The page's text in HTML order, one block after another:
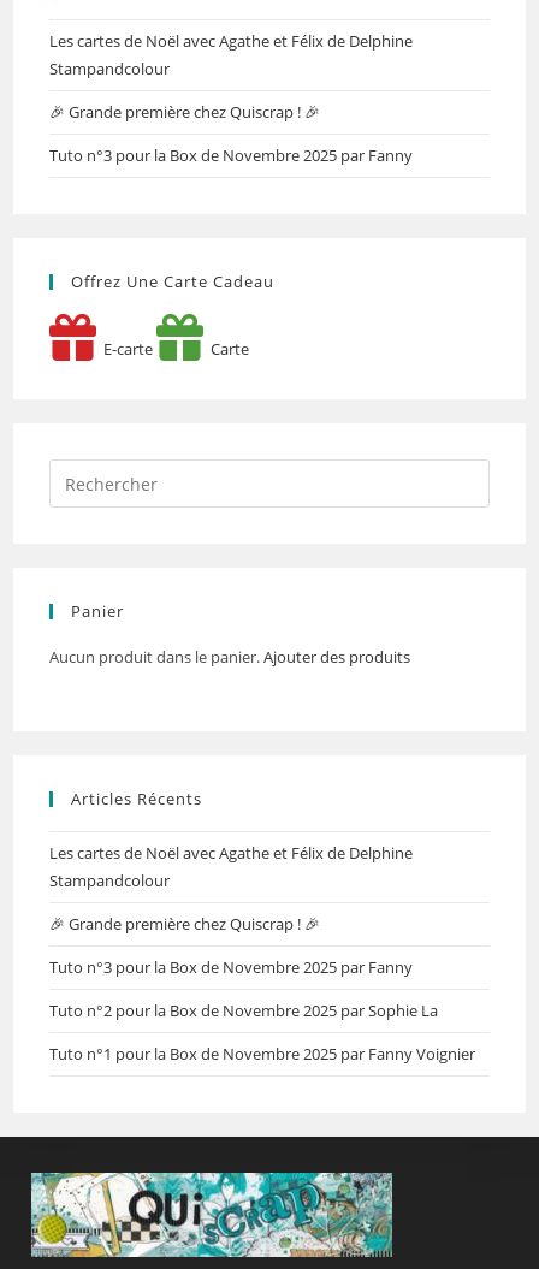
Les cartes de Noël avec Agathe et Félix de Delphine
Stampandcolour
🎉 Grande première chez Quiscrap ! 🎉
Tuto n°3 pour la Box de Novembre 2025 par Fanny
Offrez Une Carte Cadeau
E-carte Carte
Panier
Aucun produit dans le panier.Ajouter des produits
Articles Récents
Les cartes de Noël avec Agathe et Félix de Delphine
Stampandcolour
🎉 Grande première chez Quiscrap ! 🎉
Tuto n°3 pour la Box de Novembre 2025 par Fanny
Tuto n°2 pour la Box de Novembre 2025 par Sophie La
Tuto n°1 pour la Box de Novembre 2025 par Fanny Voignier